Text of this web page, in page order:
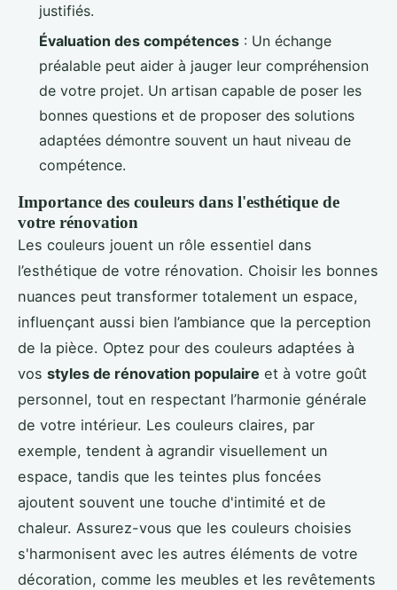
justifiés.
Évaluation des compétences : Un échange
préalable peut aider à jauger leur compréhension
de votre projet. Un artisan capable de poser les
bonnes questions et de proposer des solutions
adaptées démontre souvent un haut niveau de
compétence.
Importance des couleurs dans l'esthétique de
votre rénovation
Les couleurs jouent un rôle essentiel dans
l’esthétique de votre rénovation. Choisir les bonnes
nuances peut transformer totalement un espace,
influençant aussi bien l’ambiance que la perception
de la pièce. Optez pour des couleurs adaptées à
vos styles de rénovation populaire et à votre goût
personnel, tout en respectant l’harmonie générale
de votre intérieur. Les couleurs claires, par
exemple, tendent à agrandir visuellement un
espace, tandis que les teintes plus foncées
ajoutent souvent une touche d'intimité et de
chaleur. Assurez-vous que les couleurs choisies
s'harmonisent avec les autres éléments de votre
décoration, comme les meubles et les revêtements